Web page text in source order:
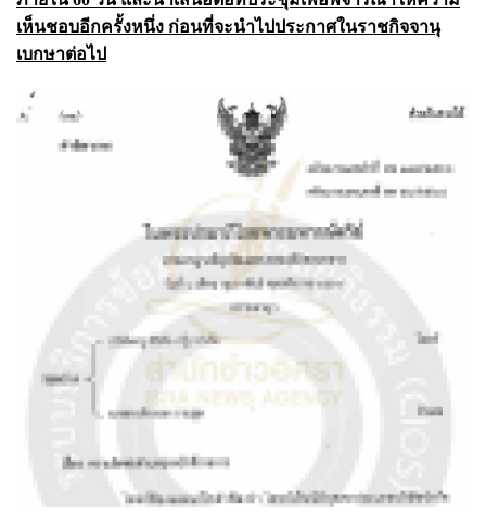
เห็นชอบอีกครั้งหนึ่ง ก่อนที่จะนําไปประกาศในราชกิจจานุ
เบกษาต่อไป